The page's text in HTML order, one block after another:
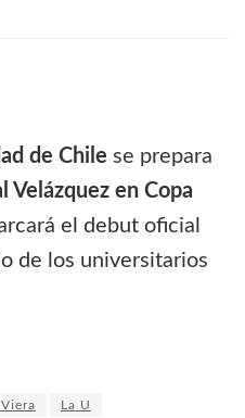
de Chile se prepara
Velázquez en Copa
el debut oficial
de los universitarios
La U